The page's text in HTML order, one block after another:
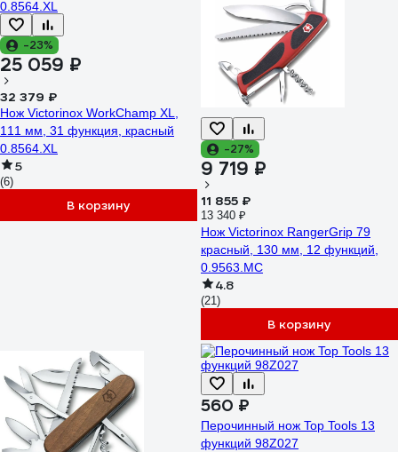
-23%
25 059 ₽
32 379 ₽
Нож Victorinox WorkChamp XL,
111 мм, 31 функция, красный
0.8564.XL
5
(6)
В корзину
-27%
9 719 ₽
11 855 ₽
13 340 ₽
Нож Victorinox RangerGrip 79
красный, 130 мм, 12 функций,
0.9563.MC
4.8
(21)
В корзину
560 ₽
Перочинный нож Top Tools 13
функций 98Z027